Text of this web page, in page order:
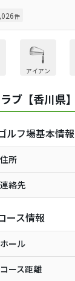
件
アイアン
ブ【香川県】
ルフ場基本情報
住所
連絡先
ース情報
ホール
コース距離